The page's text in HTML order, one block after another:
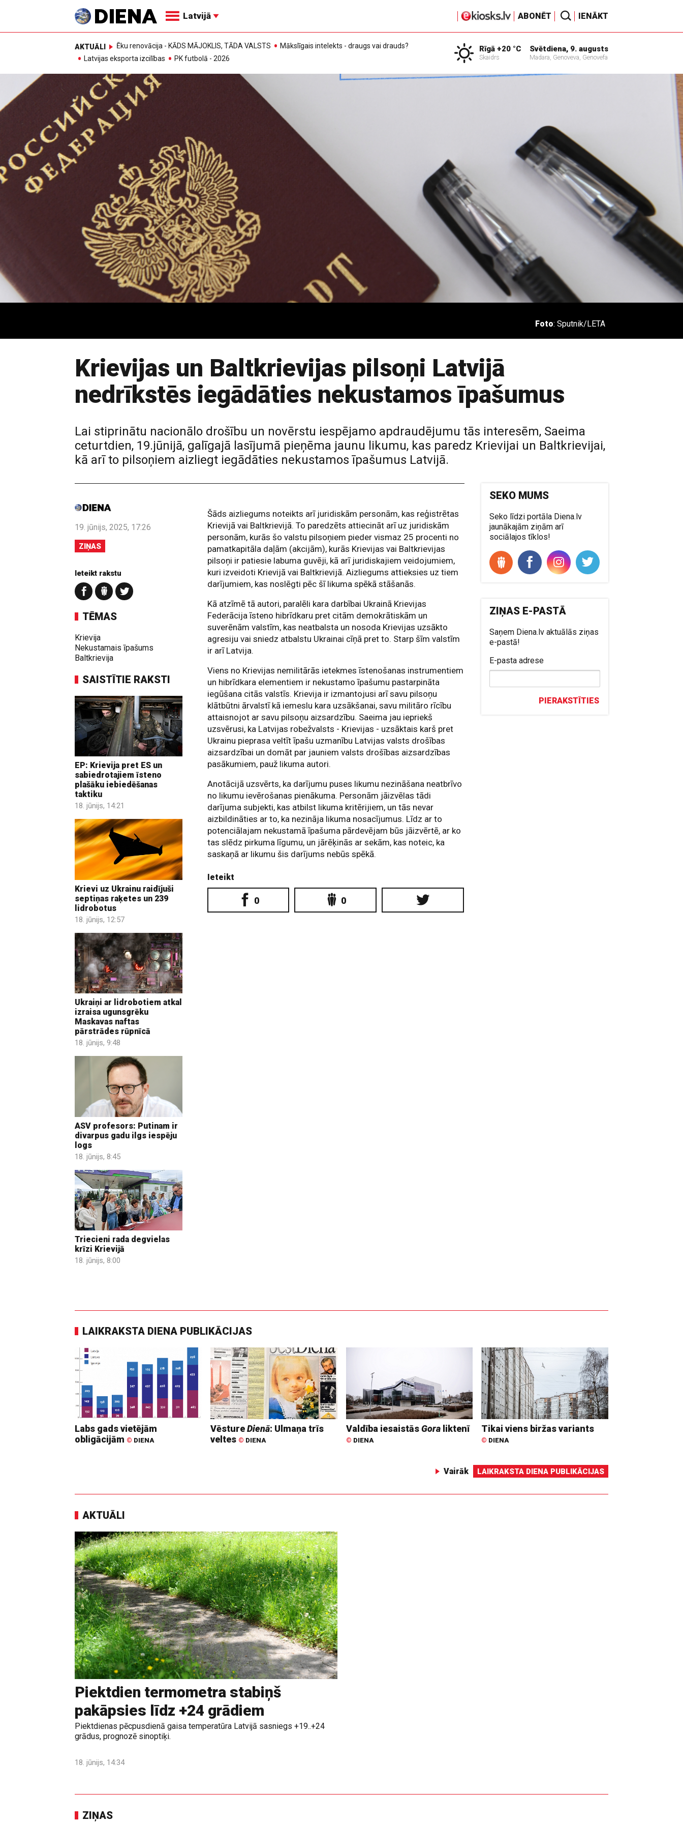
Latvijā ABONĒT IENĀKT
AKTUĀLI Ēku renovācija - KĀDS MĀJOKLIS, TĀDA VALSTS
Mākslīgais intelekts - draugs vai drauds?
Latvijas eksporta izcilības
PK futbolā - 2026
Rīgā +20 °C
Skaidrs
Svētdiena, 9. augusts
Madara, Genoveva, Genovefa
Foto: Sputnik/LETA
Krievijas un Baltkrievijas pilsoņi Latvijā
nedrīkstēs iegādāties nekustamos īpašumus
Lai stiprinātu nacionālo drošību un novērstu iespējamo apdraudējumu tās interesēm, Saeima
ceturtdien, 19.jūnijā, galīgajā lasījumā pieņēma jaunu likumu, kas paredz Krievijai un Baltkrievijai,
kā arī to pilsoņiem aizliegt iegādāties nekustamos īpašumus Latvijā.
19. jūnijs, 2025, 17:26
ZIŅAS
Ieteikt rakstu
TĒMAS
Krievija
Nekustamais īpašums
Baltkrievija
SAISTĪTIE RAKSTI
EP: Krievija pret ES un
sabiedrotajiem īsteno
plašāku iebiedēšanas
taktiku
18. jūnijs, 14:21
Krievi uz Ukrainu raidījuši
septiņas raķetes un 239
lidrobotus
18. jūnijs, 12:57
Ukraiņi ar lidrobotiem atkal
izraisa ugunsgrēku
Maskavas naftas
pārstrādes rūpnīcā
18. jūnijs, 9:48
ASV profesors: Putinam ir
divarpus gadu ilgs iespēju
logs
18. jūnijs, 8:45
Triecieni rada degvielas
krīzi Krievijā
18. jūnijs, 8:00
Šāds aizliegums noteikts arī juridiskām personām, kas reģistrētas
Krievijā vai Baltkrievijā. To paredzēts attiecināt arī uz juridiskām
personām, kurās šo valstu pilsoņiem pieder vismaz 25 procenti no
pamatkapitāla daļām (akcijām), kurās Krievijas vai Baltkrievijas
pilsoņi ir patiesie labuma guvēji, kā arī juridiskajiem veidojumiem,
kuri izveidoti Krievijā vai Baltkrievijā. Aizliegums attieksies uz tiem
darījumiem, kas noslēgti pēc šī likuma spēkā stāšanās.
Kā atzīmē tā autori, paralēli kara darbībai Ukrainā Krievijas
Federācija īsteno hibrīdkaru pret citām demokrātiskām un
suverēnām valstīm, kas neatbalsta un nosoda Krievijas uzsākto
agresiju vai sniedz atbalstu Ukrainai cīņā pret to. Starp šīm valstīm
ir arī Latvija.
Viens no Krievijas nemilitārās ietekmes īstenošanas instrumentiem
un hibrīdkara elementiem ir nekustamo īpašumu pastarpināta
iegūšana citās valstīs. Krievija ir izmantojusi arī savu pilsoņu
klātbūtni ārvalstī kā iemeslu kara uzsākšanai, savu militāro rīcību
attaisnojot ar savu pilsoņu aizsardzību. Saeima jau iepriekš
uzsvērusi, ka Latvijas robežvalsts - Krievijas - uzsāktais karš pret
Ukrainu pieprasa veltīt īpašu uzmanību Latvijas valsts drošības
aizsardzībai un domāt par jauniem valsts drošības aizsardzības
pasākumiem, pauž likuma autori.
Anotācijā uzsvērts, ka darījumu puses likumu nezināšana neatbrīvo
no likumu ievērošanas pienākuma. Personām jāizvēlas tādi
darījuma subjekti, kas atbilst likuma kritērijiem, un tās nevar
aizbildināties ar to, ka nezināja likuma nosacījumus. Līdz ar to
potenciālajam nekustamā īpašuma pārdevējam būs jāizvērtē, ar ko
tas slēdz pirkuma līgumu, un jārēķinās ar sekām, kas noteic, ka
saskaņā ar likumu šis darījums nebūs spēkā.
Ieteikt
0 0
SEKO MUMS
Seko līdzi portāla Diena.lv
jaunākajām ziņām arī
sociālajos tīklos!
ZIŅAS E-PASTĀ
Saņem Diena.lv aktuālās ziņas
e-pastā!
E-pasta adrese
PIERAKSTĪTIES
LAIKRAKSTA DIENA PUBLIKĀCIJAS
Labs gads vietējām
obligācijām © DIENA
VēstureDienā: Ulmaņa trīs
veltes © DIENA
Valdība iesaistāsGoraliktenī
© DIENA
Tikai viens biržas variants
© DIENA
Vairāk LAIKRAKSTA DIENA PUBLIKĀCIJAS
AKTUĀLI
Piektdien termometra stabiņš
pakāpsies līdz +24 grādiem
Piektdienas pēcpusdienā gaisa temperatūra Latvijā sasniegs +19..+24
grādus, prognozē sinoptiķi.
18. jūnijs, 14:34
ZIŅAS